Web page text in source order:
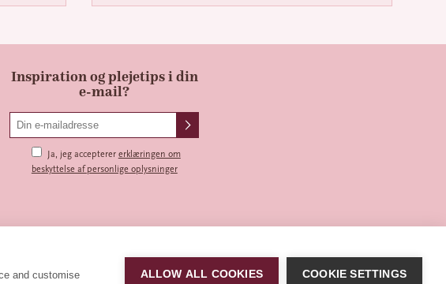
Inspiration og plejetips i din
e-mail?
Ja, jeg accepterer erklæringen om
beskyttelse af personlige oplysninger
and customise ALLOW ALL COOKIES COOKIE SETTINGS